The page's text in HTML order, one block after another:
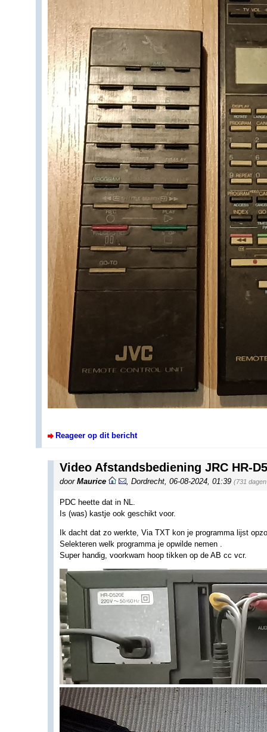
Reageer op dit bericht
Video Afstandsbediening JRC HR-
door Maurice , Dordrecht, 06-08-2024, 01:39 (731
PDC heette dat in NL.
Is (was) kastje ook geschikt voor.
Ik dacht dat zo werkte, Via TXT kon je programma lijst
Selekteren welk programma je opwilde nemen .
Super handig, voorkwam hoop tikken op de AB cc vcr.